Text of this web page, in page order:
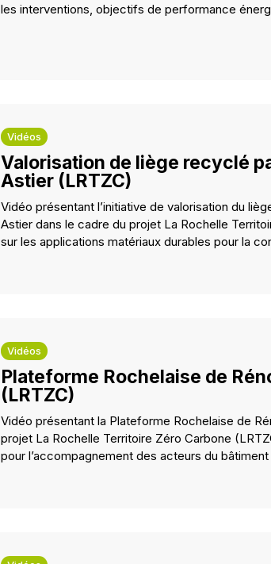
les interventions, objectifs de performance
Vidéos
Valorisation de liège recyclé
Astier (LRTZC)
Vidéo présentant l’initiative de valorisation du
Astier dans le cadre du projet La Rochelle
sur les applications matériaux durables pour la
Vidéos
Plateforme Rochelaise de
(LRTZC)
Vidéo présentant la Plateforme Rochelaise de
projet La Rochelle Territoire Zéro Carbone
pour l’accompagnement des acteurs du